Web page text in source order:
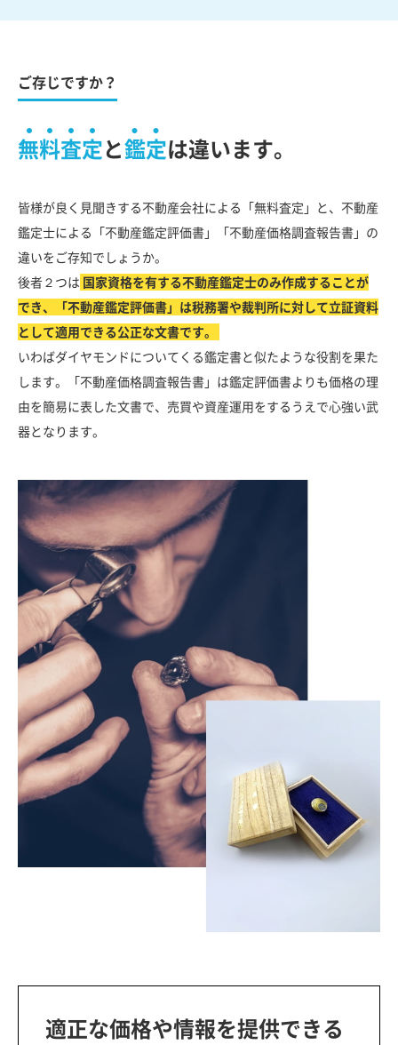
ご存じですか？
無料査定と鑑定は違います。
皆様が良く見聞きする不動産会社による「無料査定」と、不動産
鑑定士による「不動産鑑定評価書」「不動産価格調査報告書」の
違いをご存知でしょうか。
後者２つは 国家資格を有する不動産鑑定士のみ作成することが
でき、「不動産鑑定評価書」は税務署や裁判所に対して立証資料
として適用できる公正な文書です。
いわばダイヤモンドについてくる鑑定書と似たような役割を果た
します。「不動産価格調査報告書」は鑑定評価書よりも価格の理
由を簡易に表した文書で、売買や資産運用をするうえで心強い武
器となります。
適正な価格や情報を提供できる